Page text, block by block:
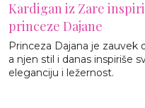
Kardigan iz Zare
princeze Dajane
Princeza Dajana je zauvek
a njen stil i danas inspiriše
eleganciju i ležernost.